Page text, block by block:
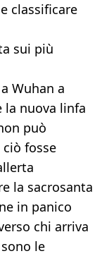
classificare
sui più
Wuhan a
la nuova linfa
può
fosse
la sacrosanta
in panico
chi arriva
le